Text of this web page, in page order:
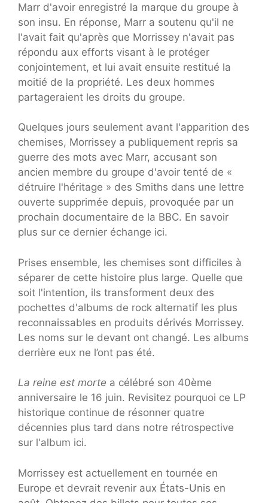
Marr d'avoir enregistré la marque du groupe à
son insu. En réponse, Marr a soutenu qu'il ne
l'avait fait qu'après que Morrissey n'avait pas
répondu aux efforts visant à le protéger
conjointement, et lui avait ensuite restitué la
moitié de la propriété. Les deux hommes
partageraient les droits du groupe.
Quelques jours seulement avant l'apparition des
chemises, Morrissey a publiquement repris sa
guerre des mots avec Marr, accusant son
ancien membre du groupe d'avoir tenté de «
détruire l'héritage » des Smiths dans une lettre
ouverte supprimée depuis, provoquée par un
prochain documentaire de la BBC. En savoir
plus sur ce dernier échange ici.
Prises ensemble, les chemises sont difficiles à
séparer de cette histoire plus large. Quelle que
soit l'intention, ils transforment deux des
pochettes d'albums de rock alternatif les plus
reconnaissables en produits dérivés Morrissey.
Les noms sur le devant ont changé. Les albums
derrière eux ne l’ont pas été.
La reine est morte a célébré son 40ème
anniversaire le 16 juin. Revisitez pourquoi ce LP
historique continue de résonner quatre
décennies plus tard dans notre rétrospective
sur l'album ici.
Morrissey est actuellement en tournée en
Europe et devrait revenir aux États-Unis en